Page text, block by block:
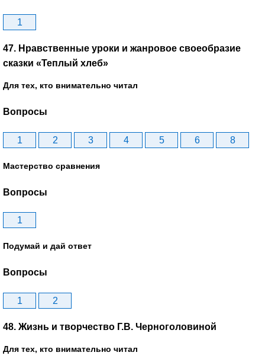
1
47. Нравственные уроки и жанровое своеобразие
сказки «Теплый хлеб»
Для тех, кто внимательно читал
Вопросы
1 2 3 4 5 6 8
Мастерство сравнения
Вопросы
1
Подумай и дай ответ
Вопросы
1 2
48. Жизнь и творчество Г.В. Черноголовиной
Для тех, кто внимательно читал